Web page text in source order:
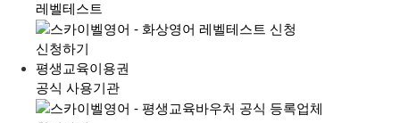
레벨테스트
신청하기
평생교육이용권
공식 사용기관